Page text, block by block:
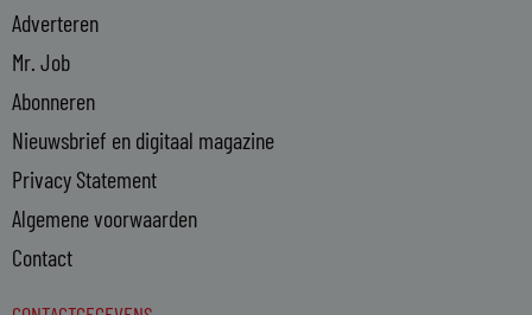
Adverteren
Mr. Job
Abonneren
Nieuwsbrief en digitaal magazine
Privacy Statement
Algemene voorwaarden
Contact